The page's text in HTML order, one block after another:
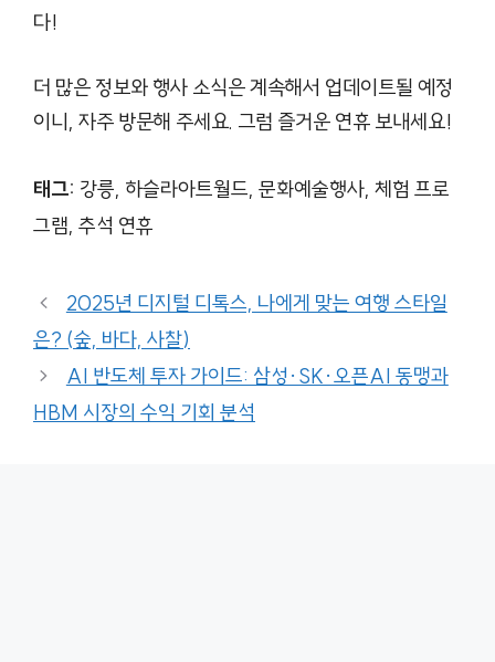
다!
더 많은 정보와 행사 소식은 계속해서 업데이트될 예정
이니, 자주 방문해 주세요. 그럼 즐거운 연휴 보내세요!
태그: 강릉, 하슬라아트월드, 문화예술행사, 체험 프로
그램, 추석 연휴
2025년 디지털 디톡스, 나에게 맞는 여행 스타일
은? (숲, 바다, 사찰)
AI 반도체 투자 가이드: 삼성·SK·오픈AI 동맹과
HBM 시장의 수익 기회 분석